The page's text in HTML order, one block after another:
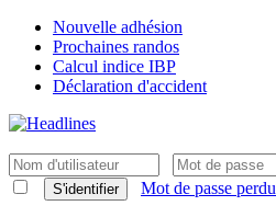
Nouvelle adhésion
Prochaines randos
Calcul indice IBP
Déclaration d'accident
S'identifier Mot de passe perdu